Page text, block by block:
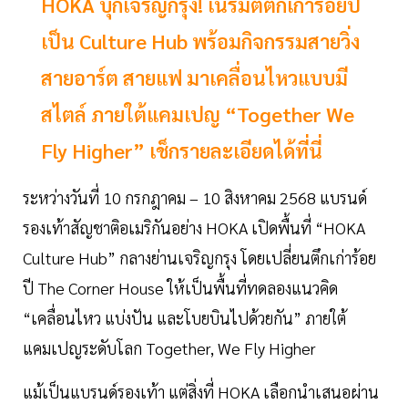
เป็น Culture Hub พร้อมกิจกรรมสายวิ่ง
สายอาร์ต สายแฟ มาเคลื่อนไหวแบบมี
สไตล์ ภายใต้แคมเปญ “Together We
Fly Higher” เช็กรายละเอียดได้ที่นี่
ระหว่างวันที่ 10 กรกฎาคม – 10 สิงหาคม 2568 แบรนด์
รองเท้าสัญชาติอเมริกันอย่าง HOKA เปิดพื้นที่ “HOKA
Culture Hub” กลางย่านเจริญกรุง โดยเปลี่ยนตึกเก่าร้อย
ปี The Corner House ให้เป็นพื้นที่ทดลองแนวคิด
“เคลื่อนไหว แบ่งปัน และโบยบินไปด้วยกัน” ภายใต้
แคมเปญระดับโลก Together, We Fly Higher
แม้เป็นแบรนด์รองเท้า แต่สิ่งที่ HOKA เลือกนำเสนอผ่าน